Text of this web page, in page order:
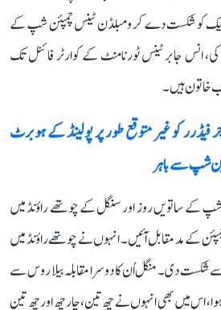
اٹیک کو شکست دے کر ومبلڈن ٹینس چمپئن شپ کے
انس جابر ٹینس ٹورنامنٹ کے کوارٹر فائنل تک
خاتون ہیں۔
کو غیر متوقع طور پر پولینڈ کے ہوبرٹ
شپ سے باہر
شپ کے ساتویں روز اور سنگل کے چوتھے راؤنڈ میں
کے مد مقابل آئیں۔ انہوں نے چوتھے راؤنڈ میں
شکست دی۔ منگل اُن کا دوسرا مقابلہ بیلا روس سے
ہوا، اس میں بھی انہوں نے چھ تین، چار چھ اور چھ تین